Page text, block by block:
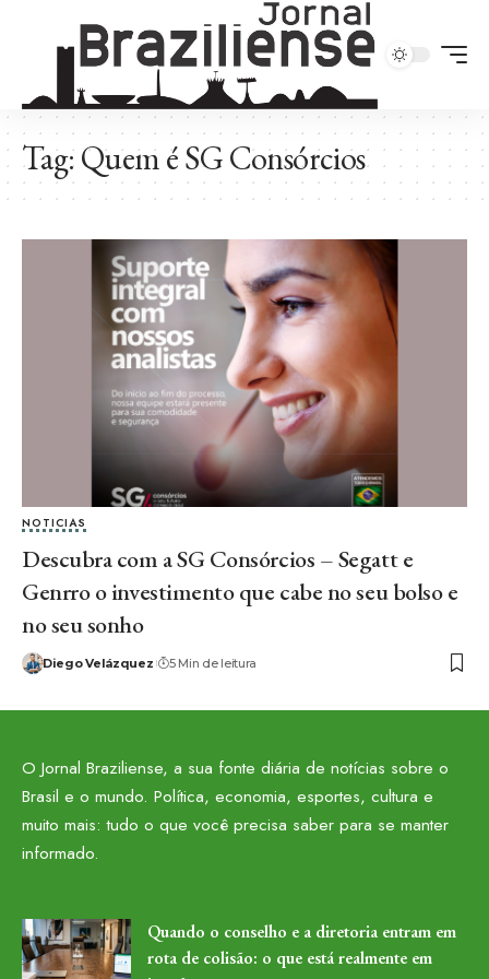
Tag:Quem é SG Consórcios
NOTICIAS
Descubra com a SG Consórcios – Segatt e
Genrro o investimento que cabe no seu bolso e
no seu sonho
Diego Velázquez 5 Min de leitura
O Jornal Braziliense, a sua fonte diária de notícias sobre o
Brasil e o mundo. Política, economia, esportes, cultura e
muito mais: tudo o que você precisa saber para se manter
informado.
Quando o conselho e a diretoria entram em
rota de colisão: o que está realmente em